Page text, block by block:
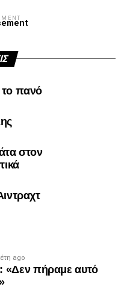
πανό
στον
ago
«Δεν πήραμε αυτό